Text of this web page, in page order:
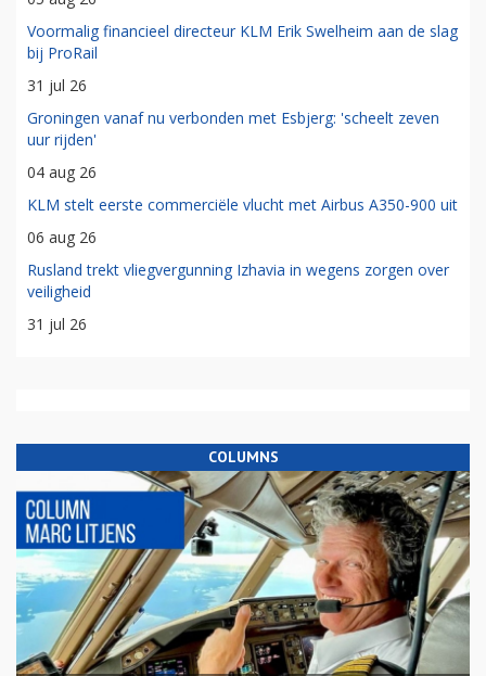
Voormalig financieel directeur KLM Erik Swelheim aan de slag
bij ProRail
31 jul 26
Groningen vanaf nu verbonden met Esbjerg: 'scheelt zeven
uur rijden'
04 aug 26
KLM stelt eerste commerciële vlucht met Airbus A350-900 uit
06 aug 26
Rusland trekt vliegvergunning Izhavia in wegens zorgen over
veiligheid
31 jul 26
COLUMNS